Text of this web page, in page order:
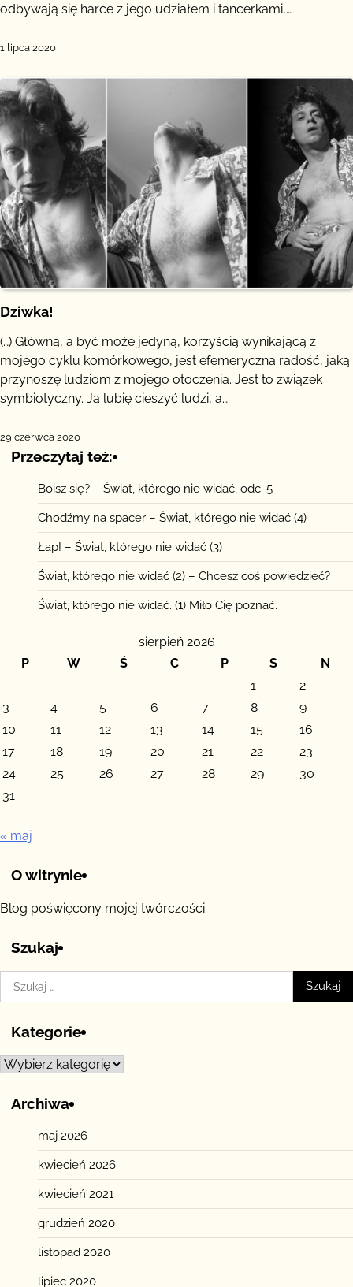
odbywają się harce z jego udziałem i tancerkami,…
1 lipca 2020
Dziwka!
(…) Główną, a być może jedyną, korzyścią wynikającą z
mojego cyklu komórkowego, jest efemeryczna radość, jaką
przynoszę ludziom z mojego otoczenia. Jest to związek
symbiotyczny. Ja lubię cieszyć ludzi, a…
29 czerwca 2020
Przeczytaj też:
Boisz się? – Świat, którego nie widać, odc. 5
Chodźmy na spacer – Świat, którego nie widać (4)
Łap! – Świat, którego nie widać (3)
Świat, którego nie widać (2) – Chcesz coś powiedzieć?
Świat, którego nie widać. (1) Miło Cię poznać.
sierpień 2026
P
W Ś C P S
N
1
2
3
4 5 6 7 8
9
10
11 12 13 14 15
16
17
18 19 20 21 22
23
24
25 26 27 28 29
30
31
« maj
O witrynie
Blog poświęcony mojej twórczości.
Szukaj
Szukaj:
Kategorie
Kategorie
Archiwa
maj 2026
kwiecień 2026
kwiecień 2021
grudzień 2020
listopad 2020
lipiec 2020